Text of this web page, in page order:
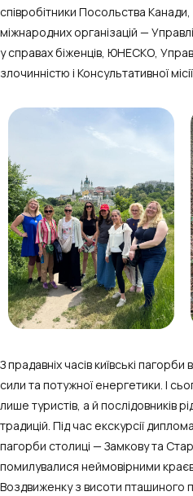
співробітники Посольства
міжнародних організацій —
у справах біженців, ЮНЕСКО,
злочинністю і Консультативної
З прадавніх часів київські
сили та потужної енергетики. І
лише туристів, а й послідовників
традицій. Під час екскурсії
пагорби столиці — Замкову та
помилувалися неймовірними
Воздвиженку з висоти пташиного